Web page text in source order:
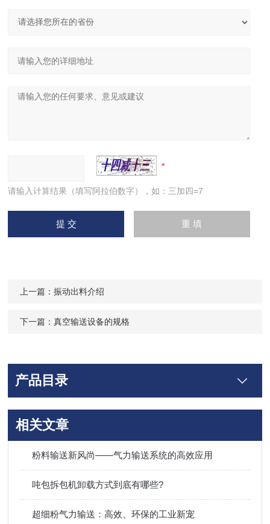
请输入计算结果（填写阿拉伯数字），如：三加四=7
上一篇：振动出料介绍
下一篇：真空输送设备的规格
产品目录
相关文章
粉料输送新风尚——气力输送系统的高效应用
吨包拆包机卸载方式到底有哪些?
超细粉气力输送：高效、环保的工业新宠